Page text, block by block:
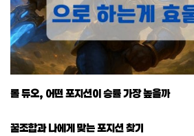
롤 듀오, 어떤 포지션이 승률 가장 높을까
꿀조합과 나에게 맞는 포지션 찾기